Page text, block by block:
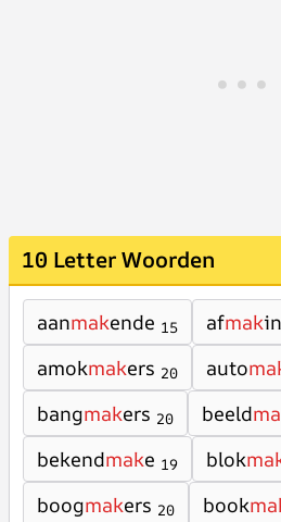
10 Letter Woorden
aanmakende 15 afmak
amokmakers 20 auto
bangmakers 20 beeld
bekendmake 19 blok
boogmakers 20 book